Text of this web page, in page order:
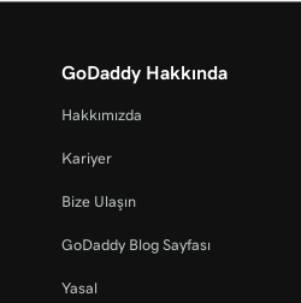
GoDaddy Hakkında
Hakkımızda
Kariyer
Bize Ulaşın
GoDaddy Blog Sayfası
Yasal